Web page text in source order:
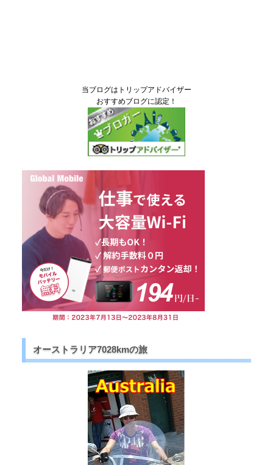
当ブログはトリップアドバイザー
おすすめブログに認定！
オーストラリア7028kmの旅